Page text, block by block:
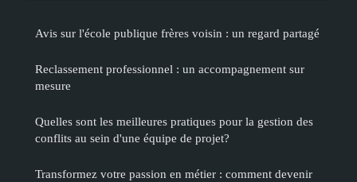
Avis sur l'école publique frères voisin : un regard partagé
Reclassement professionnel : un accompagnement sur
mesure
Quelles sont les meilleures pratiques pour la gestion des
conflits au sein d'une équipe de projet?
Transformez votre passion en métier : comment devenir